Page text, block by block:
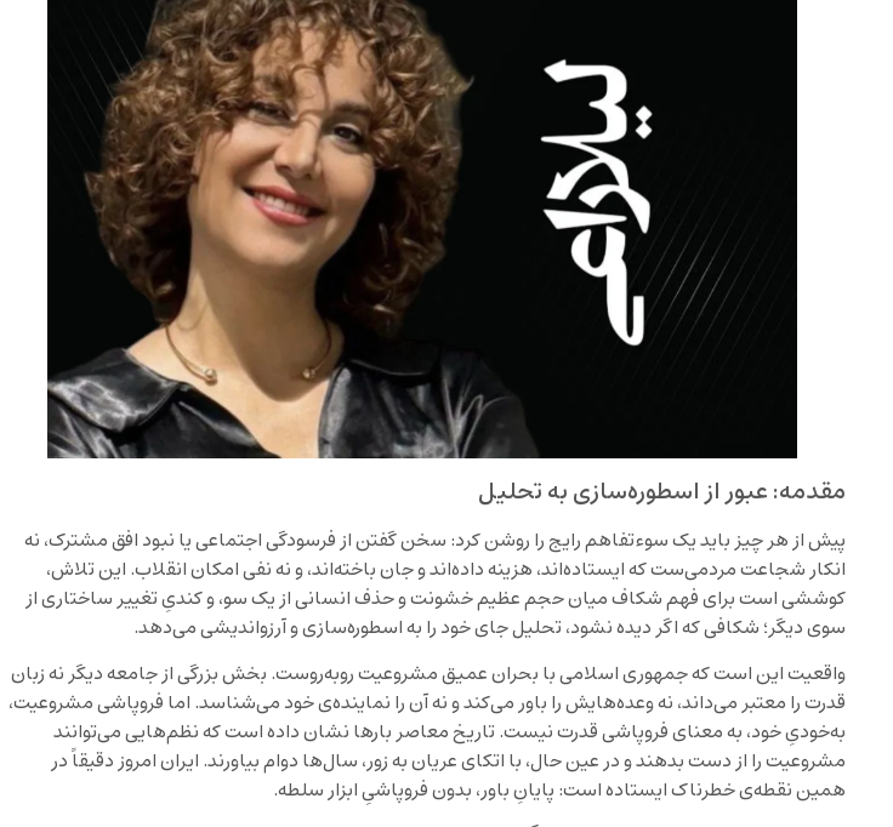
مقدمه: عبور از اسطوره‌سازی به تحلیل
پیش از هر چیز باید یک سوءتفاهم رایج را روشن کرد: سخن گفتن از فرسودگی اجتماعی یا نبود افق مشترک، نه
انکار شجاعت مردمی‌ست که ایستاده‌اند، هزینه داده‌اند و جان باخته‌اند، و نه نفی امکان انقلاب. این تلاش،
کوششی است برای فهم شکاف میان حجم عظیم خشونت و حذف انسانی از یک سو، و کندیِ تغییر ساختاری از
سوی دیگر؛ شکافی که اگر دیده نشود، تحلیل جای خود را به اسطوره‌سازی و آرزواندیشی می‌دهد.
واقعیت این است که جمهوری اسلامی با بحران عمیق مشروعیت روبه‌روست. بخش بزرگی از جامعه دیگر نه زبان
قدرت را معتبر می‌داند، نه وعده‌هایش را باور می‌کند و نه آن را نماینده‌ی خود می‌شناسد. اما فروپاشی مشروعیت،
به‌خودیِ خود، به معنای فروپاشی قدرت نیست. تاریخ معاصر بارها نشان داده است که نظم‌هایی می‌توانند
مشروعیت را از دست بدهند و در عین حال، با اتکای عریان به زور، سال‌ها دوام بیاورند. ایران امروز دقیقاً در
همین نقطه‌ی خطرناک ایستاده است: پایانِ باور، بدون فروپاشیِ ابزار سلطه.